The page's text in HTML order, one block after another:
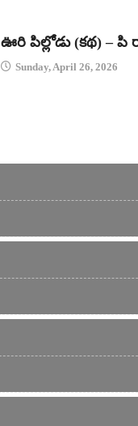
ఊరి పిల్లోడు (కథ) – పి
Sunday, April 26, 2026